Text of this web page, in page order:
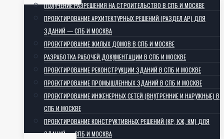
ПОЛУЧЕНИЕ РАЗРЕШЕНИЯ НА СТРОИТЕЛЬСТВО В СПБ И МОСКВЕ
ПРОЕКТИРОВАНИЕ АРХИТЕКТУРНЫХ РЕШЕНИЙ (РАЗДЕЛ АР) ДЛЯ
ЗДАНИЙ — СПБ И МОСКВА
ПРОЕКТИРОВАНИЕ ЖИЛЫХ ДОМОВ В СПБ И МОСКВЕ
РАЗРАБОТКА РАБОЧЕЙ ДОКУМЕНТАЦИИ В СПБ И МОСКВЕ
ПРОЕКТИРОВАНИЕ РЕКОНСТРУКЦИИ ЗДАНИЙ В СПБ И МОСКВЕ
ПРОЕКТИРОВАНИЕ ПРОМЫШЛЕННЫХ ЗДАНИЙ В СПБ И МОСКВЕ
ПРОЕКТИРОВАНИЕ ИНЖЕНЕРНЫХ СЕТЕЙ (ВНУТРЕННИЕ И НАРУЖНЫЕ) В
СПБ И МОСКВЕ
ПРОЕКТИРОВАНИЕ КОНСТРУКТИВНЫХ РЕШЕНИЙ (КР, КЖ, КМ) ДЛЯ
ЗДАНИЙ — СПБ И МОСКВА